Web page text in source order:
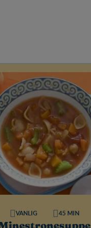
VANLIG 45 MIN